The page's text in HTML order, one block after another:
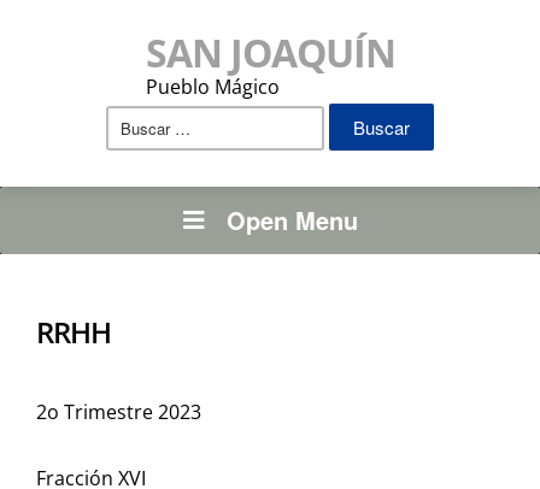
SAN JOAQUÍN
Pueblo Mágico
Buscar:
Open Menu
RRHH
2o Trimestre 2023
Fracción XVI